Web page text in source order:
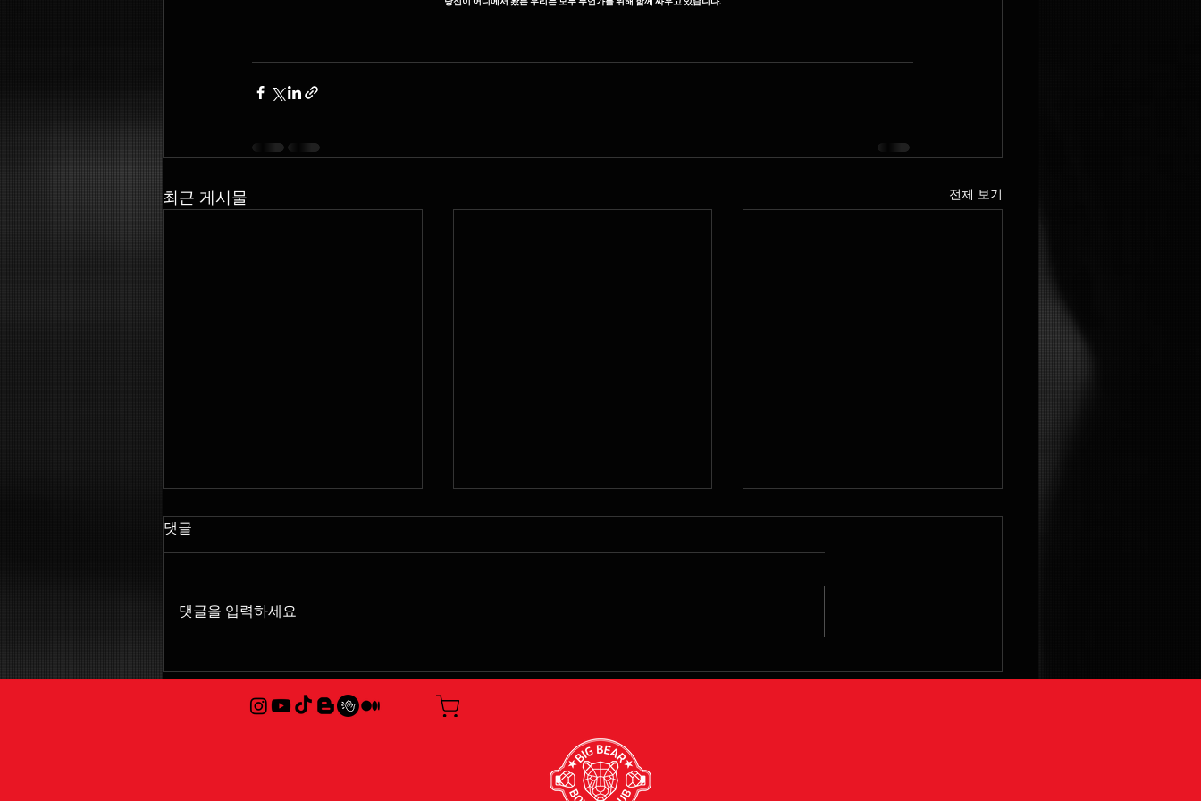
최근 게시물 전체 보기
당신은 분명 잘하지 못합니
정해진 길이 없기에 창조한
모든 가능성은 이미 존재하
댓글
댓글을 입력하세요.